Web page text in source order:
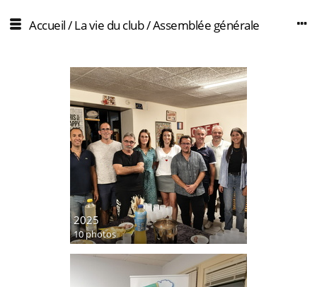
Accueil/La vie du club/Assemblée générale
2025
10 photos